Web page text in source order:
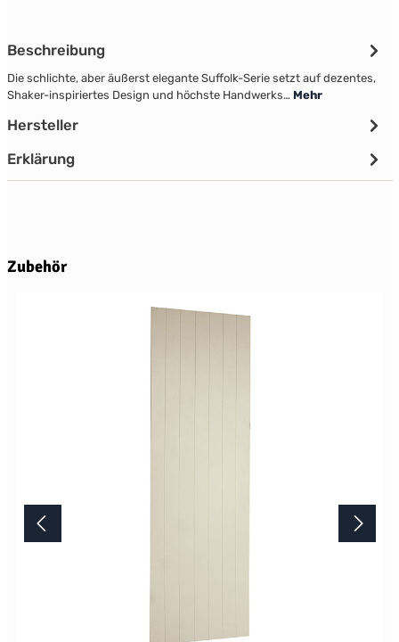
Beschreibung
Die schlichte, aber äußerst elegante Suffolk-Serie setzt auf dezentes,
Shaker-inspiriertes Design und höchste Handwerks… Mehr
Hersteller
Erklärung
Produktgalerie überspringen
Zubehör